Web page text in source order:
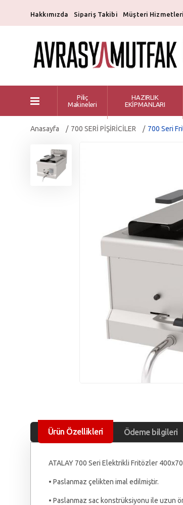
Hakkımızda Sipariş Takibi Müşteri Hizmetleri
Piliç
Makineleri
HAZIRLIK
EKİPMANLARI
Anasayfa 700 SERİ PİŞİRİCİLER 700 Seri
Ürün Özellikleri Ödeme bilgileri
ATALAY 700 Seri Elektrikli Fritözler
• Paslanmaz çelikten imal edilmiştir.
• Paslanmaz sac konstrüksiyonu ile uzun